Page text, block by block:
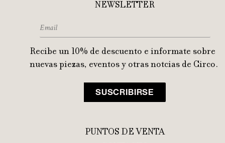
PUNTOS DE VENTA
NEWSLETTER
Recibe un 10% de descuento e informate sobre
nuevas piezas, eventos y otras notcias de Circo.